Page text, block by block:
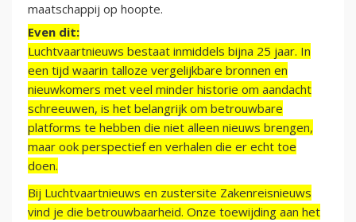
maatschappij op hoopte.
Even dit:
Luchtvaartnieuws bestaat inmiddels bijna 25 jaar. In
een tijd waarin talloze vergelijkbare bronnen en
nieuwkomers met veel minder historie om aandacht
schreeuwen, is het belangrijk om betrouwbare
platforms te hebben die niet alleen nieuws brengen,
maar ook perspectief en verhalen die er echt toe
doen.
Bij Luchtvaartnieuws en zustersite Zakenreisnieuws
vind je die betrouwbaarheid. Onze toewijding aan het